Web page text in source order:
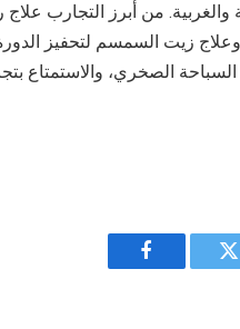
من أبرز التجارب علاج
وعلاج زيت السمسم لتحفيز
Facebook